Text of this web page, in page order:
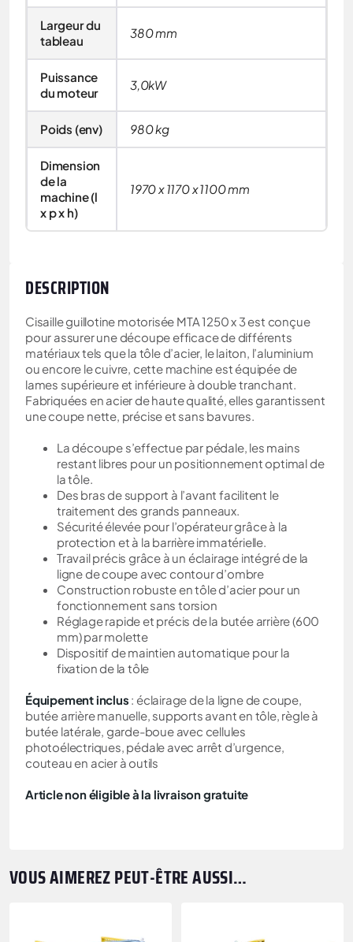
Largeur du
tableau
380 mm
Puissance
du moteur
3,0kW
Poids (env) 980 kg
Dimension
de la
machine (l
x p x h)
1970 x 1170 x 1100 mm
DESCRIPTION
Cisaille guillotine motorisée MTA 1250 x 3 est conçue
pour assurer une découpe efficace de différents
matériaux tels que la tôle d’acier, le laiton, l’aluminium
ou encore le cuivre, cette machine est équipée de
lames supérieure et inférieure à double tranchant.
Fabriquées en acier de haute qualité, elles garantissent
une coupe nette, précise et sans bavures.
La découpe s’effectue par pédale, les mains
restant libres pour un positionnement optimal de
la tôle.
Des bras de support à l’avant facilitent le
traitement des grands panneaux.
Sécurité élevée pour l’opérateur grâce à la
protection et à la barrière immatérielle.
Travail précis grâce à un éclairage intégré de la
ligne de coupe avec contour d’ombre
Construction robuste en tôle d’acier pour un
fonctionnement sans torsion
Réglage rapide et précis de la butée arrière (600
mm) par molette
Dispositif de maintien automatique pour la
fixation de la tôle
Équipement inclus : éclairage de la ligne de coupe,
butée arrière manuelle, supports avant en tôle, règle à
butée latérale, garde-boue avec cellules
photoélectriques, pédale avec arrêt d’urgence,
couteau en acier à outils
Article non éligible à la livraison gratuite
VOUS AIMEREZ PEUT-ÊTRE AUSSI…